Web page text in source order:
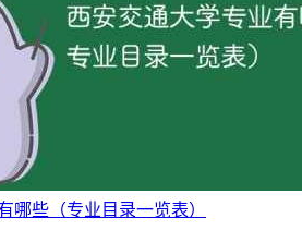
金融学
国际经济与贸易
信息管理与信息系统
会计学
经济学
哪些（专业目录一览表）